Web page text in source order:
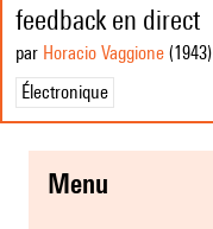
feedback en direct
par Horacio Vaggione (1943)
Électronique
menu